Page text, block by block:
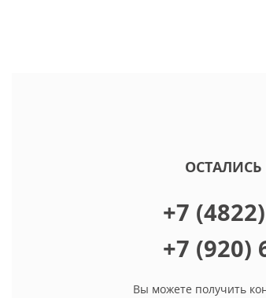
+7
+7 (920)
Вы можете получить